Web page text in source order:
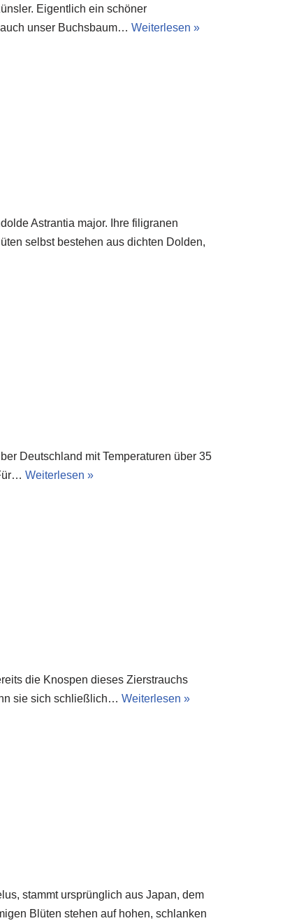
Eigentlich ein schöner
unser Buchsbaum… Weiterlesen »
Astrantia major. Ihre filigranen
selbst bestehen aus dichten Dolden,
Deutschland mit Temperaturen über 35
Weiterlesen »
die Knospen dieses Zierstrauchs
sie sich schließlich… Weiterlesen »
stammt ursprünglich aus Japan, dem
Blüten stehen auf hohen, schlanken